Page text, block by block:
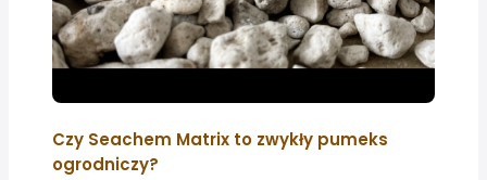
Czy Seachem Matrix to zwykły pumeks
ogrodniczy?